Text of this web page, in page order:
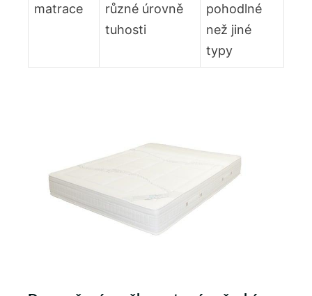
matrace
různé úrovně
tuhosti
pohodlné
než jiné
typy